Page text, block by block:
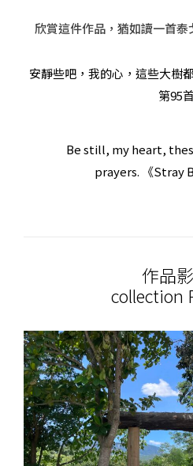
欣賞這件作品，猶如讀一首
安靜些吧，我的心，這些大樹
第95
Be still, my heart,
prayers. 《Stray
作品
collection